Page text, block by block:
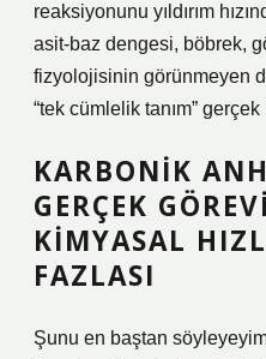
reaksiyonunu yıldırım
asit-baz dengesi, böbrek,
fizyolojisinin görünmeyen
“tek cümlelik tanım”
KARBONIK
GERÇEK
KIMYASAL
FAZLASI
Şunu en baştan